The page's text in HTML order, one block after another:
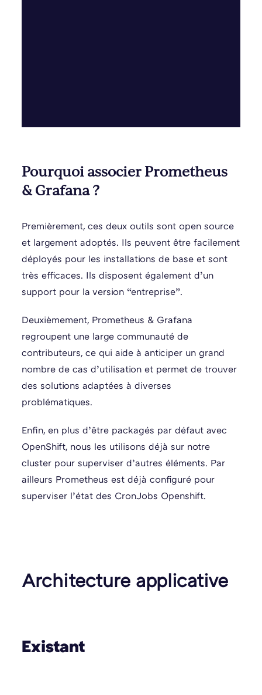
Pourquoi associer Prometheus
& Grafana ?
Premièrement, ces deux outils sont open source
et largement adoptés. Ils peuvent être facilement
déployés pour les installations de base et sont
très efficaces. Ils disposent également d’un
support pour la version “entreprise”.
Deuxièmement, Prometheus & Grafana
regroupent une large communauté de
contributeurs, ce qui aide à anticiper un grand
nombre de cas d’utilisation et permet de trouver
des solutions adaptées à diverses
problématiques.
Enfin, en plus d’être packagés par défaut avec
OpenShift, nous les utilisons déjà sur notre
cluster pour superviser d’autres éléments. Par
ailleurs Prometheus est déjà configuré pour
superviser l’état des CronJobs Openshift.
Architecture applicative
Existant